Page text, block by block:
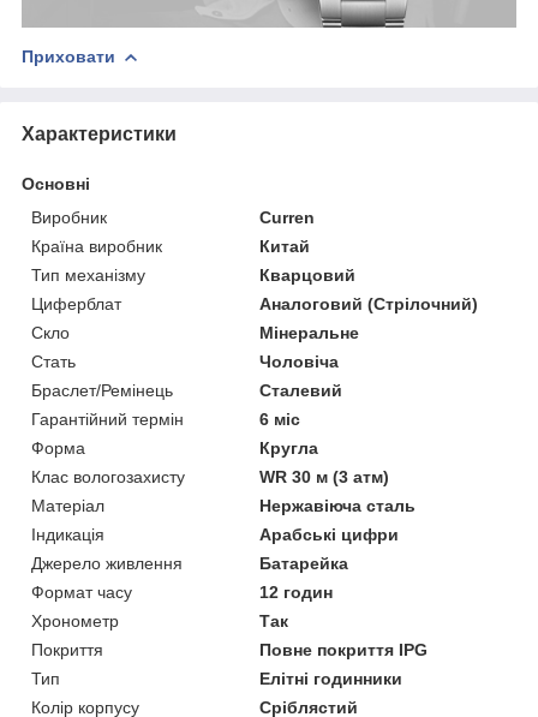
Приховати
Характеристики
Основні
Виробник
Curren
Країна виробник
Китай
Тип механізму
Кварцовий
Циферблат
Аналоговий (Стрілочний)
Скло
Мінеральне
Стать
Чоловіча
Браслет/Ремінець
Сталевий
Гарантійний термін
6 міс
Форма
Кругла
Клас вологозахисту
WR 30 м (3 атм)
Матеріал
Нержавіюча сталь
Індикація
Арабські цифри
Джерело живлення
Батарейка
Формат часу
12 годин
Хронометр
Так
Покриття
Повне покриття IPG
Тип
Елітні годинники
Колір корпусу
Сріблястий